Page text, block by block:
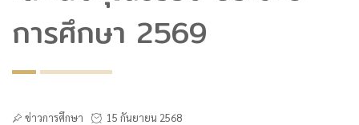
การศึกษา 2569
ข่าวการศึกษา 15 กันยายน 2568